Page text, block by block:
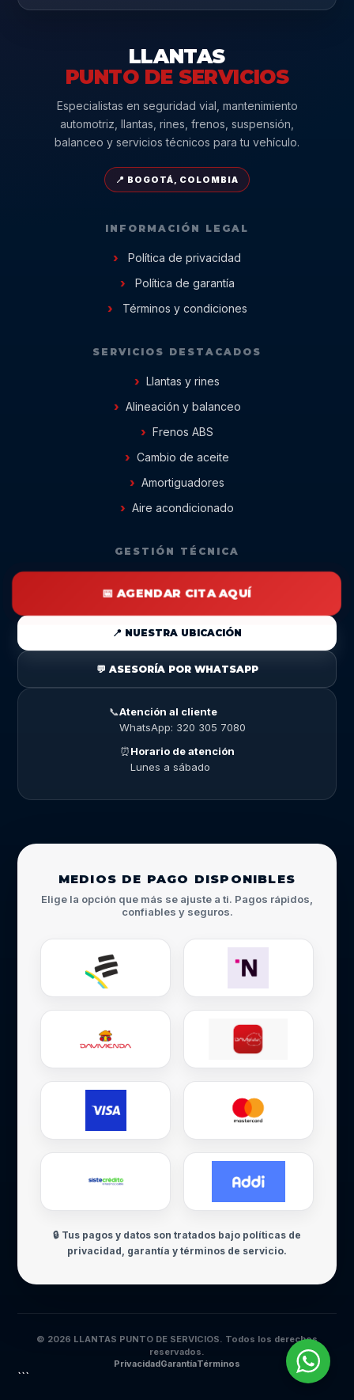
LLANTAS
PUNTO DE SERVICIOS
Especialistas en seguridad vial, mantenimiento
automotriz, llantas, rines, frenos, suspensión,
balanceo y servicios técnicos para tu vehículo.
📍 BOGOTÁ, COLOMBIA
INFORMACIÓN LEGAL
Política de privacidad
Política de garantía
Términos y condiciones
SERVICIOS DESTACADOS
Llantas y rines
Alineación y balanceo
Frenos ABS
Cambio de aceite
Amortiguadores
Aire acondicionado
GESTIÓN TÉCNICA
📅 AGENDAR CITA AQUÍ
📍 NUESTRA UBICACIÓN
💬 ASESORÍA POR WHATSAPP
📞Atención al cliente
WhatsApp: 320 305 7080
⏰Horario de atención
Lunes a sábado
MEDIOS DE PAGO DISPONIBLES
Elige la opción que más se ajuste a ti. Pagos rápidos,
confiables y seguros.
🔒 Tus pagos y datos son tratados bajo políticas de
privacidad, garantía y términos de servicio.
© 2026 LLANTAS PUNTO DE SERVICIOS. Todos los derechos
reservados.
PrivacidadGarantíaTérminos
```